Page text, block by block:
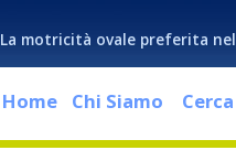
La motricità ovale preferita
Home Chi Siamo